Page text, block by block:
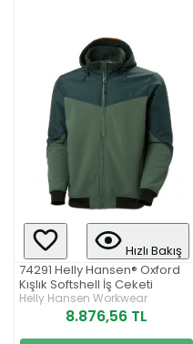
Hızlı Bakış
74291 Helly Hansen® Oxford
Kışlık Softshell İş Ceketi
Helly Hansen Workwear
8.876,56 TL